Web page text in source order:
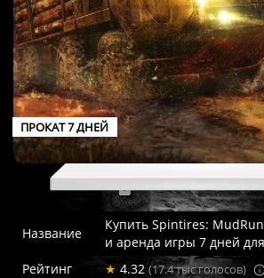
ПРОКАТ 7 ДНЕЙ
Название
Купить Spintires:
и аренда игры 7 дней для
Рейтинг
★ 4.32 (17.4 тыс голосов)